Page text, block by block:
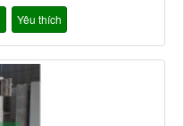
Yêu thích